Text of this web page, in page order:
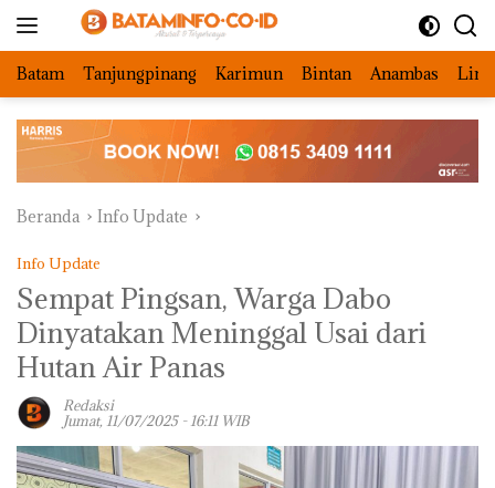
Batam Tanjungpinang Karimun Bintan Anambas
Beranda Info Update
Info Update
Sempat Pingsan, Warga Dabo
Dinyatakan Meninggal Usai dari
Hutan Air Panas
Redaksi
Jumat, 11/07/2025 - 16:11 WIB